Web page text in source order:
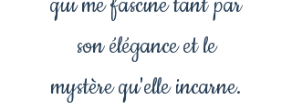
son élégance et le
mystère qu'elle incarne.